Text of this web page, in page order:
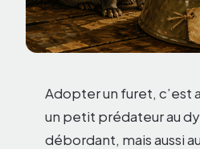
Adopter un furet, c’est
un petit prédateur au
débordant, mais aussi